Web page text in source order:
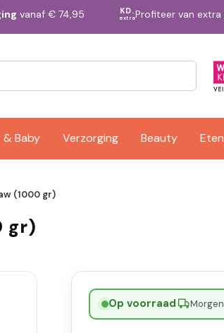
vanaf € 74,95 KD.
extraProfiteer van
& Baby Verzorging Beauty
(1000 gr)
gr)
Op voorraad·